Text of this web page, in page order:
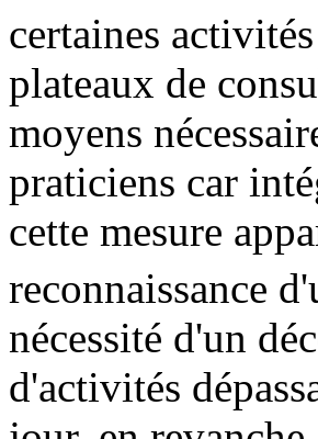
certaines
plateaux de
moyens
praticiens car
cette mesure
reconnaissance
nécessité d'un
d'activités